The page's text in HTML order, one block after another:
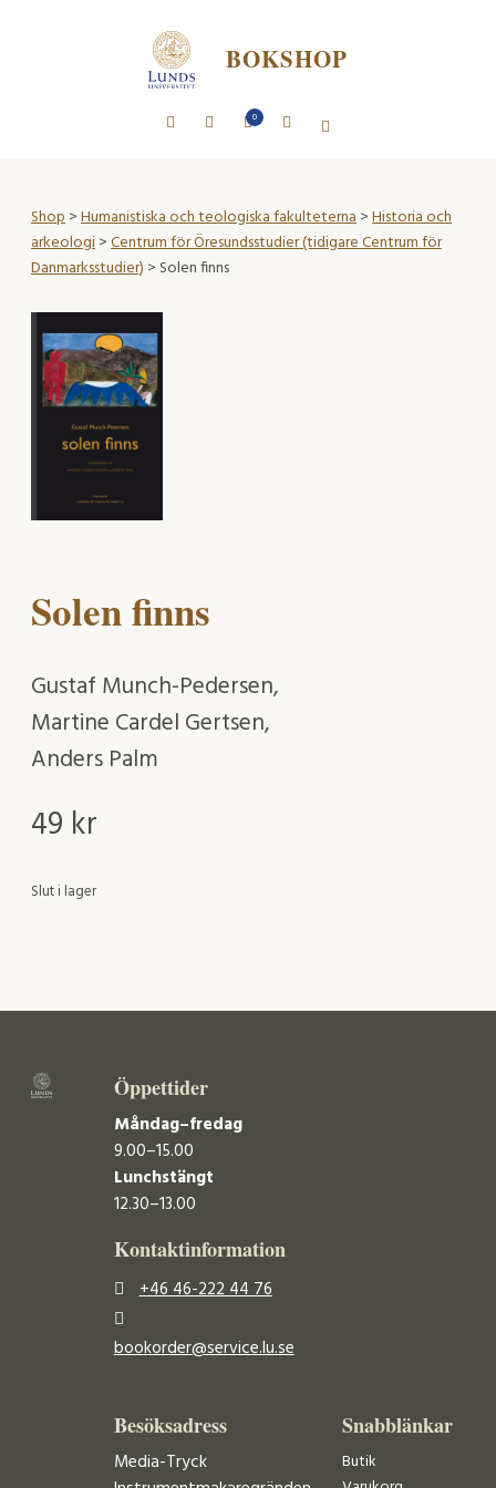
BOKSHOP
0
Shop>Humanistiska och teologiska fakulteterna>Historia och
arkeologi>Centrum för Öresundsstudier (tidigare Centrum för
Danmarksstudier) > Solen finns
Solen finns
Gustaf Munch-Pedersen,
Martine Cardel Gertsen,
Anders Palm
49 kr
Slut i lager
Öppettider
Måndag–fredag
9.00–15.00
Lunchstängt
12.30–13.00
Kontaktinformation
+46 46-222 44 76
bookorder@service.lu.se
Besöksadress
Media-Tryck
Snabblänkar
Butik